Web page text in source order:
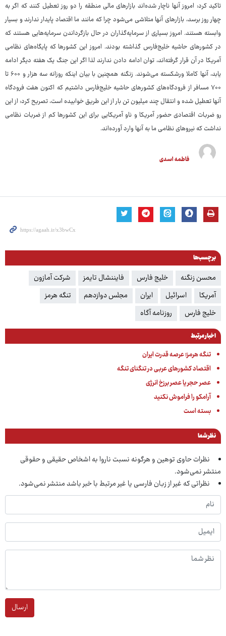
تاکید کرد: امروز آنها ناچار شده‌اند بازارهای مالی منطقه را دو روز تعطیل کنند که اگر به
چهار روز برسد، بازارهای آنها متلاشی می‌شود چرا که مانند ما اقتصاد پایدار ندارند و بسیار
وابسته هستند. امروز بسیاری از سرمایه‌گذاران در حال بازگرداندن سرمایه‌هایی هستند که
در کشورهای حاشیه خلیج‌فارس گذاشته بودند. امروز این کشورها که پایگاه‌های نظامی
آمریکا در آن قرار گرفته‌اند، توان ادامه دادن ندارند لذا اگر این جنگ یک هفته دیگر ادامه
یابد، آنها کاملا ورشکسته می‌شوند. زنگنه همچنین با بیان اینکه روزانه سه هزار و ۶۰۰ تا
۷۰۰ مسافر از فرودگاه‌های کشورهای حاشیه خلیج‌فارس داشتیم که اکنون هفت فرودگاه
آنها تعطیل شده و انتقال چند میلیون تن بار از این طریق خوابیده است، تصریح کرد: از این
رو ضربات اقتصادی حضور آمریکا و ناو آمریکایی برای این کشورها کم از ضربات نظامی
نداشت که نیروهای نظامی ما به آنها وارد آورده‌اند.
فاطمه اسدی
برچسب‌ها
محسن زنگنه خلیج فارس فایننشال تایمز
شرکت آمازون
آمریکا
اسرائیل ایران مجلس دوازدهم
تنگه هرمز
خلیج فارس‌
روزنامه آگاه
اخبار مرتبط
تنگه هرمز؛ عرصه قدرت ایران
اقتصاد کشورهای عربی در تنگنای تنگه
عصر حجر یا عصر برزخ انرژی
آرامکو را فراموش نکنید
بسته است
نظر شما
نظرات حاوی توهین و هرگونه نسبت ناروا به اشخاص حقیقی و حقوقی
منتشر نمی‌شود.
نظراتی که غیر از زبان فارسی یا غیر مرتبط با خبر باشد منتشر نمی‌شود.
ارسال